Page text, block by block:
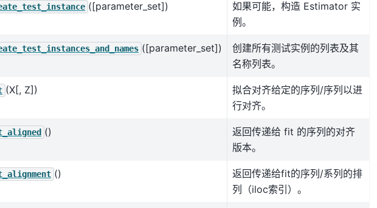
([parameter_set])
如果可能，构造 Estimator 实
例。
([parameter_set])
创建所有测试实例的列表及其
名称列表。
(X[, Z])
拟合对齐给定的序列/序列以进
行对齐。
()
返回传递给 fit 的序列的对齐
版本。
()
返回传递给fit的序列/系列的排
列（iloc索引）。